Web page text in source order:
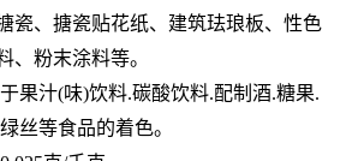
瓷、搪瓷贴花纸、建筑珐琅板、性色
、粉末涂料等。
果汁(味)饮料.碳酸饮料.配制酒.糖果.
丝等食品的着色。